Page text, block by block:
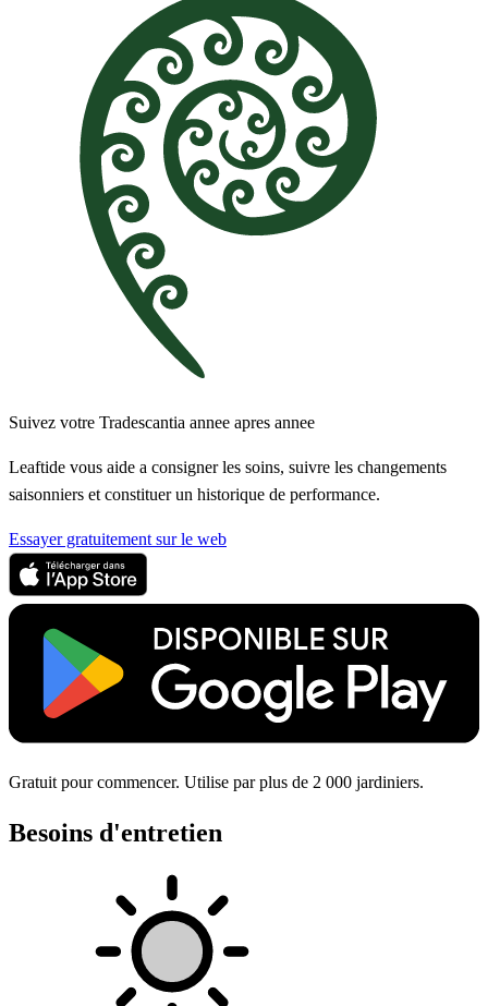
Suivez votre Tradescantia annee apres annee
Leaftide vous aide a consigner les soins, suivre les changements
saisonniers et constituer un historique de performance.
Essayer gratuitement sur le web
Gratuit pour commencer. Utilise par plus de 2 000 jardiniers.
Besoins d'entretien